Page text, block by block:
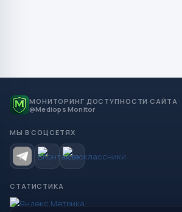
МОНИТОРИНГ ДОСТУПНОСТИ САЙТА
@Mediops Monitor
МЫ В СОЦСЕТЯХ
СТАТИСТИКА